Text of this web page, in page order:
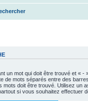
un mot qui doit être trouvé et « -
de mots séparés entre des
mots doit être trouvé. Utilisez un
si vous souhaitez effectuer